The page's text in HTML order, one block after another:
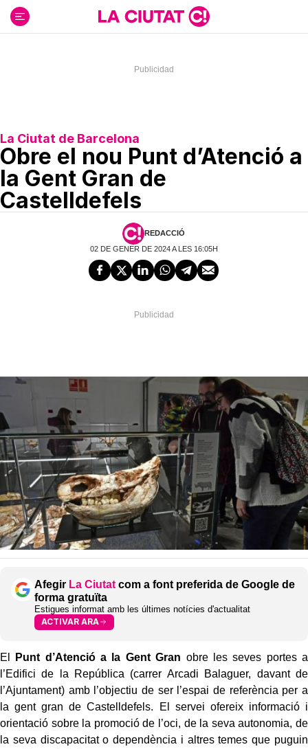
contenido
La Ciutat de Barcelona
Obre el nou Punt d’Atenció a
la Gent Gran de
Castelldefels
REDACCIÓ
02 DE GENER DE 2024 A LES 16:05H
Afegir La Ciutat com a font preferida de Google de
forma gratuïta
Estigues informat amb les últimes notícies d'actualitat
ACTIVAR ARA
El Punt d’Atenció a la Gent Gran obre les seves portes a
l’Edifici de la República (carrer Arcadi Balaguer, davant de
l’Ajuntament) amb l’objectiu de ser l’espai de referència per a
la gent gran de Castelldefels. El servei ofereix informació i
orientació sobre la promoció de l’oci, de la seva autonomia, de
la seva discapacitat o dependència i altres temes que puguin